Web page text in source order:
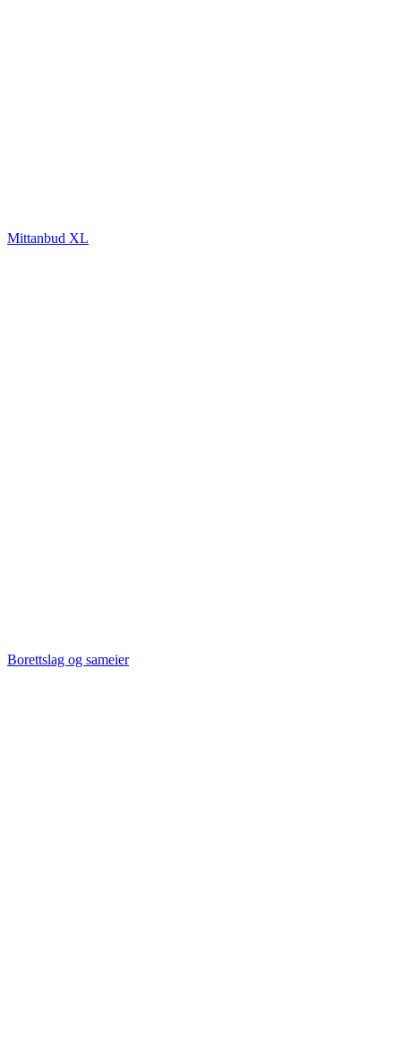
Mittanbud XL
Borettslag og sameier